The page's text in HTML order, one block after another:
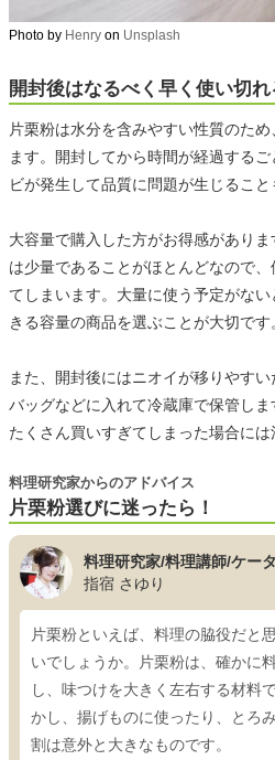
Photo by Henry on Unsplash
開封後はなるべく早く使い切
片栗粉は水分を含みやすい性質のた
ます。開封してから時間が経過する
ビが発生して品質に問題が生じること
大容量で購入した方がお得感があり
は少量であることがほとんどなので
てしまいます。大量に使う予定がな
きる容量の商品を選ぶことが大切です
また、開封後にはニオイが移りやす
バッグなどに入れて冷蔵庫で保管しま
たくさん買いすぎてしまった場合には
片栗粉選びに迷ったら！
料理研究家からのアドバイス
料理研究家/料理講師/ケー
指宿 さゆり
片栗粉といえば、料理の脇役だと
いでしょうか。片栗粉は、確かに
し、味つけを大きく左右する材料
かし、揚げものに使ったり、とろ
割は意外と大きなものです。